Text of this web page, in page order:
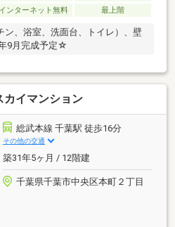
インターネット無料 最上階
ン、浴室、洗面台、トイレ）、壁
9月完成予定☆
カイマンション
総武本線 千葉駅 徒歩16分
その他の交通
築31年5ヶ月 / 12階建
千葉県千葉市中央区本町２丁目